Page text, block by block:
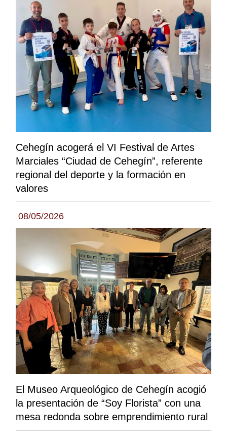
Cehegín acogerá el VI Festival de Artes
Marciales “Ciudad de Cehegín”, referente
regional del deporte y la formación en
valores
08/05/2026
El Museo Arqueológico de Cehegín acogió
la presentación de “Soy Florista” con una
mesa redonda sobre emprendimiento rural